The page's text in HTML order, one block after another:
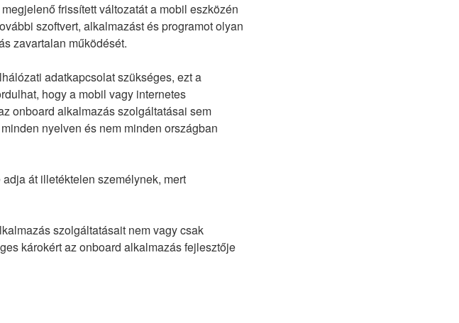
frissített változatát a mobil eszközén
szoftvert, alkalmazást és programot olyan
zavartalan működését.
adatkapcsolat szükséges, ezt a
hogy a mobil vagy internetes
onboard alkalmazás szolgáltatásai sem
nyelven és nem minden országban
át illetéktelen személynek, mert
szolgáltatásait nem vagy csak
károkért az onboard alkalmazás fejlesztője